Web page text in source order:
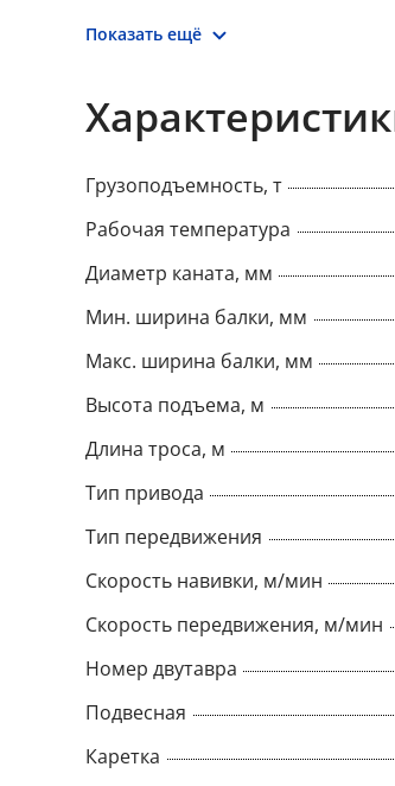
во время работы. Трос
Показать ещё
Грузоподъемность, т
Рабочая температура
Диаметр каната, мм
Мин. ширина балки, мм
Макс. ширина балки, мм
Высота подъема, м
Длина троса, м
Тип привода
Тип передвижения
Скорость навивки, м/мин
Скорость передвижения, м/мин
Номер двутавра
Подвесная
Каретка